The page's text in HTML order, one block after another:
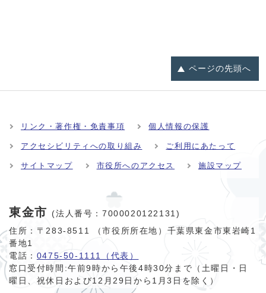
ページの先頭へ
リンク・著作権・免責事項 個人情報の保護
アクセシビリティへの取り組み ご利用にあたって
サイトマップ 市役所へのアクセス 施設マップ
東金市
(法人番号：7000020122131)
住所：〒283-8511 （市役所所在地）千葉県東金市東岩崎1
番地1
電話： 0475-50-1111（代表）
窓口受付時間:午前9時から午後4時30分まで（土曜日・日
曜日、祝休日および12月29日から1月3日を除く）